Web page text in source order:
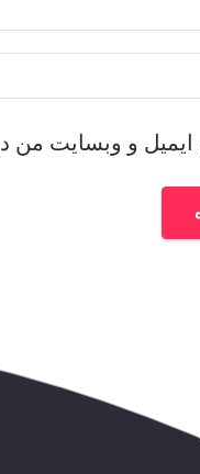
ایمیل و وبسایت